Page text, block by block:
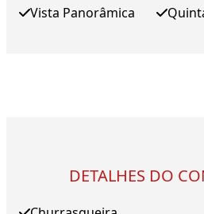
Vista Panorâmica
DETALHES DO